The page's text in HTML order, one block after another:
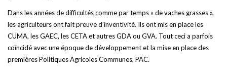
Dans les années de difficultés comme par temps « de vaches grasses »,
les agriculteurs ont fait preuve d’inventivité. Ils ont mis en place les
CUMA, les GAEC, les CETA et autres GDA ou GVA. Tout ceci a parfois
coïncidé avec une époque de développement et la mise en place des
premières Politiques Agricoles Communes, PAC.